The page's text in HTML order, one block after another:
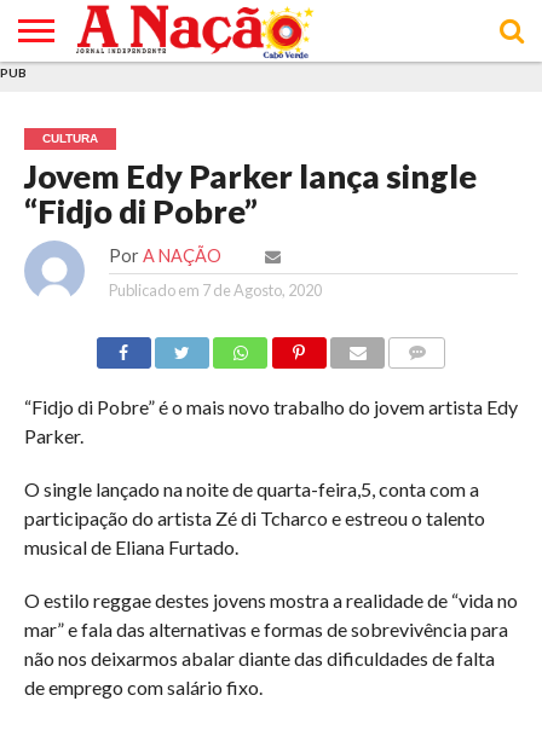
E DE
COOKIES
DE
UTILIZAÇÃO
PUB
CULTURA
Jovem Edy Parker lança single
“Fidjo di Pobre”
Por A NAÇÃO
Publicado em 7 de Agosto, 2020
“Fidjo di Pobre” é o mais novo trabalho do jovem artista Edy
Parker.
O single lançado na noite de quarta-feira,5, conta com a
participação do artista Zé di Tcharco e estreou o talento
musical de Eliana Furtado.
O estilo reggae destes jovens mostra a realidade de “vida no
mar” e fala das alternativas e formas de sobrevivência para
não nos deixarmos abalar diante das dificuldades de falta
de emprego com salário fixo.